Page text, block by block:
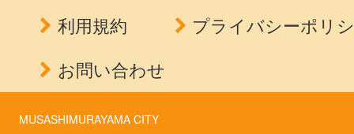
利用規約
プライバシーポリ
お問い合わせ
MUSASHIMURAYAMA CITY